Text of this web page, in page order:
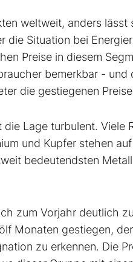
weltweit, anders
die Situation bei
Preise in diesem
bemerkbar -
die gestiegenen
Lage turbulent. Viele
und Kupfer stehen
bedeutendsten
zum Vorjahr deutlich
Monaten gestiegen,
zu erkennen. Die